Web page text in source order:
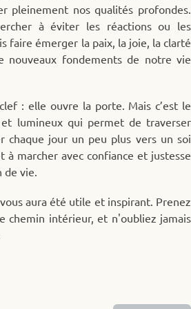
pleinement nos qualités profondes.
à éviter les réactions ou les
faire émerger la paix, la joie, la clarté
nouveaux fondements de notre vie
: elle ouvre la porte. Mais c’est le
lumineux qui permet de traverser
chaque jour un peu plus vers un soi
à marcher avec confiance et justesse
vie.
aura été utile et inspirant. Prenez
chemin intérieur, et n'oubliez jamais